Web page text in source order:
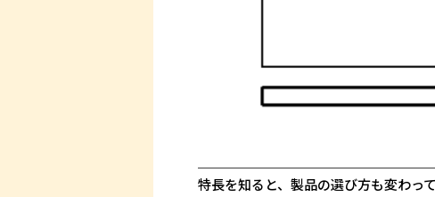
特長を知ると、製品の選び方も変わっ